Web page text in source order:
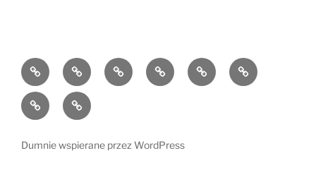
O
mnie
Kontakt KulinariaLatosiowa
czyta
ZdrowieCodzienność
Dzieci
i
Kącik
radości
Dumnie wspierane przez WordPress